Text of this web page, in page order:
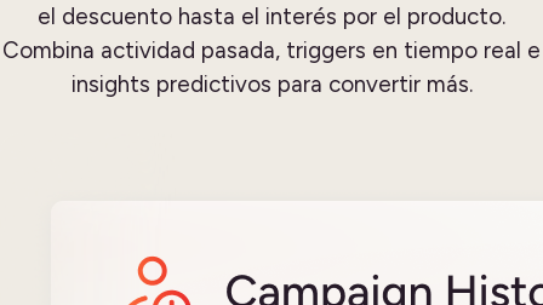
el descuento hasta el interés por el producto.
Combina actividad pasada, triggers en tiempo real e
insights predictivos para convertir más.